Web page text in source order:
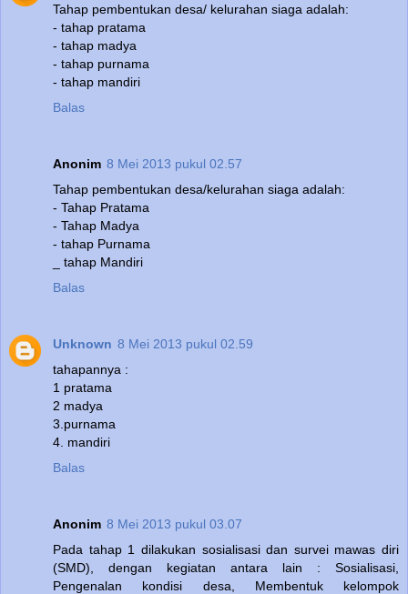
Tahap pembentukan desa/ kelurahan siaga adalah:
- tahap pratama
- tahap madya
- tahap purnama
- tahap mandiri
Balas
Anonim 8 Mei 2013 pukul 02.57
Tahap pembentukan desa/kelurahan siaga adalah:
- Tahap Pratama
- Tahap Madya
- tahap Purnama
_ tahap Mandiri
Balas
Unknown 8 Mei 2013 pukul 02.59
tahapannya :
1 pratama
2 madya
3.purnama
4. mandiri
Balas
Anonim 8 Mei 2013 pukul 03.07
Pada tahap 1 dilakukan sosialisasi dan survei mawas diri
(SMD), dengan kegiatan antara lain : Sosialisasi,
Pengenalan kondisi desa, Membentuk kelompok